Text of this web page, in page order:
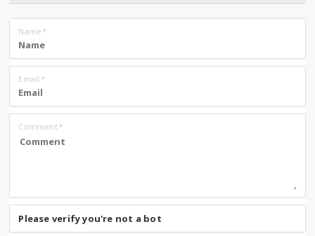
Name *
Email *
Comment*
Please verify you're not a bot